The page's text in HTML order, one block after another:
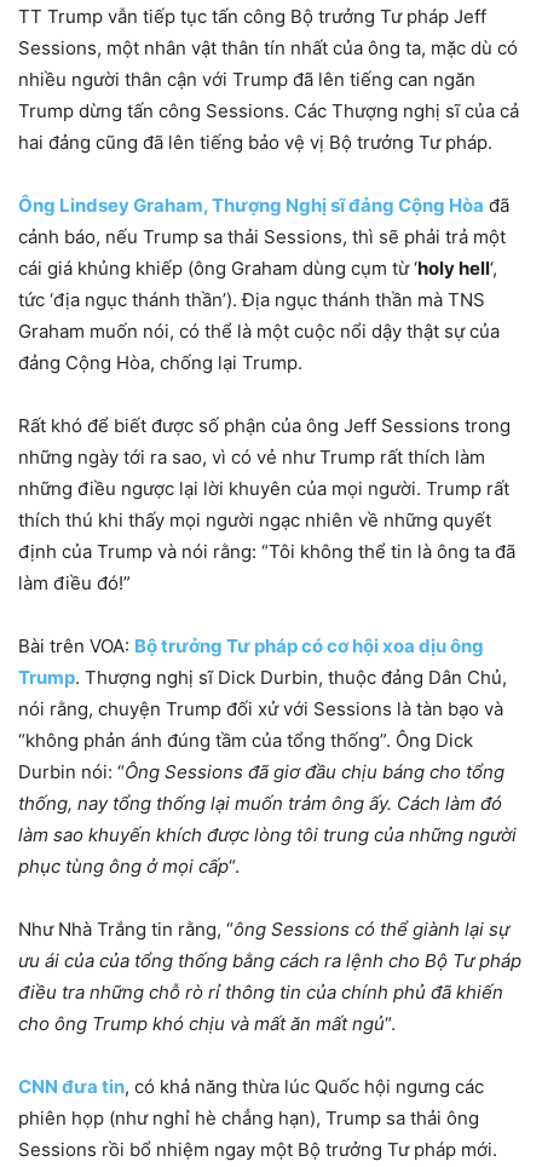
TT Trump vẫn tiếp tục tấn công Bộ trưởng Tư pháp Jeff
Sessions, một nhân vật thân tín nhất của ông ta, mặc dù có
nhiều người thân cận với Trump đã lên tiếng can ngăn
Trump dừng tấn công Sessions. Các Thượng nghị sĩ của cả
hai đảng cũng đã lên tiếng bảo vệ vị Bộ trưởng Tư pháp.
Ông Lindsey Graham, Thượng Nghị sĩ đảng Cộng Hòa đã
cảnh báo, nếu Trump sa thải Sessions, thì sẽ phải trả một
cái giá khủng khiếp (ông Graham dùng cụm từ ‘holy hell‘,
tức ‘địa ngục thánh thần’). Địa ngục thánh thần mà TNS
Graham muốn nói, có thể là một cuộc nổi dậy thật sự của
đảng Cộng Hòa, chống lại Trump.
Rất khó để biết được số phận của ông Jeff Sessions trong
những ngày tới ra sao, vì có vẻ như Trump rất thích làm
những điều ngược lại lời khuyên của mọi người. Trump rất
thích thú khi thấy mọi người ngạc nhiên về những quyết
định của Trump và nói rằng: “Tôi không thể tin là ông ta đã
làm điều đó!”
Bài trên VOA: Bộ trưởng Tư pháp có cơ hội xoa dịu ông
Trump. Thượng nghị sĩ Dick Durbin, thuộc đảng Dân Chủ,
nói rằng, chuyện Trump đối xử với Sessions là tàn bạo và
“không phản ánh đúng tầm của tổng thống”. Ông Dick
Durbin nói: “Ông Sessions đã giơ đầu chịu báng cho tổng
thống, nay tổng thống lại muốn trảm ông ấy. Cách làm đó
làm sao khuyến khích được lòng tôi trung của những người
phục tùng ông ở mọi cấp“.
Như Nhà Trắng tin rằng, “ông Sessions có thể giành lại sự
ưu ái của của tổng thống bằng cách ra lệnh cho Bộ Tư pháp
điều tra những chỗ rò rỉ thông tin của chính phủ đã khiến
cho ông Trump khó chịu và mất ăn mất ngủ“.
CNN đưa tin, có khả năng thừa lúc Quốc hội ngưng các
phiên họp (như nghỉ hè chẳng hạn), Trump sa thải ông
Sessions rồi bổ nhiệm ngay một Bộ trưởng Tư pháp mới.